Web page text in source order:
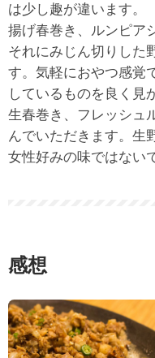
は少し趣が違います。
揚げ春巻き、ルンピア
それにみじん切りした
す。気軽におやつ感覚
しているものを良く見
生春巻き、フレッシュ
んでいただきます。生
女性好みの味ではない
感想